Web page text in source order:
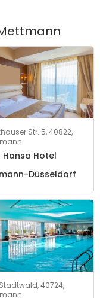
Str. 5, 40822,
Hansa Hotel
Düsseldorf
40724,